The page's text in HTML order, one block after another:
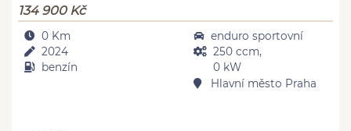
134 900 Kč
0 Km
2024
benzín
enduro sportovní
250 ccm,
0 kW
Hlavní město Praha